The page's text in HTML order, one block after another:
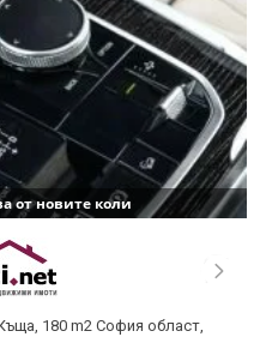
от новите коли
180 m2 София област,